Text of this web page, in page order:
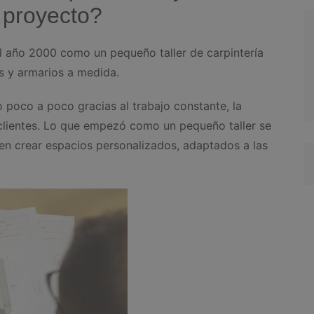
2000 como un pequeño taller de carpintería
y armarios a medida.
a poco gracias al trabajo constante, la
Lo que empezó como un pequeño taller se
crear espacios personalizados, adaptados a las